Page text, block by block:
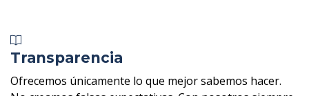
Transparencia
Ofrecemos únicamente lo que mejor sabemos hacer.